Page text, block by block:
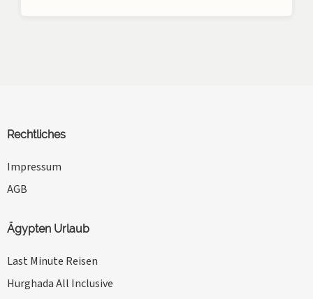
Rechtliches
Impressum
AGB
Ägypten Urlaub
Last Minute Reisen
Hurghada All Inclusive